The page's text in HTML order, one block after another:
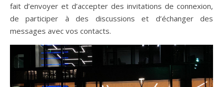
fait d’envoyer et d’accepter des invitations de connexion,
de participer à des discussions et d’échanger des
messages avec vos contacts.